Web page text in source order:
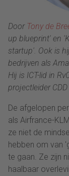
Door Tony de
up blueprint' en
startup'. Ook is
bedrijven als
Hij is ICT-lid in
projectleider
De afgelopen
als Airfrance-
ze niet de
hebben om van
te gaan. Ze zijn
haalbaar